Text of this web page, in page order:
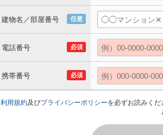
任意
建物名／部屋番号
必須
電話番号
必須
携帯番号
利用規約及びプライバシーポリシーを必ずお読みく